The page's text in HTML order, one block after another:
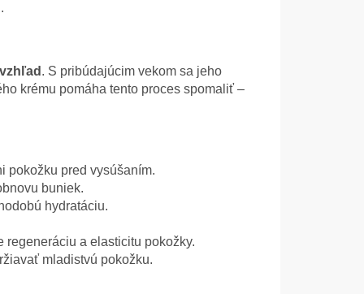
. S pribúdajúcim vekom sa jeho
krému pomáha tento proces spomaliť –
pokožku pred vysúšaním.
buniek.
hydratáciu.
regeneráciu a elasticitu pokožky.
mladistvú pokožku.